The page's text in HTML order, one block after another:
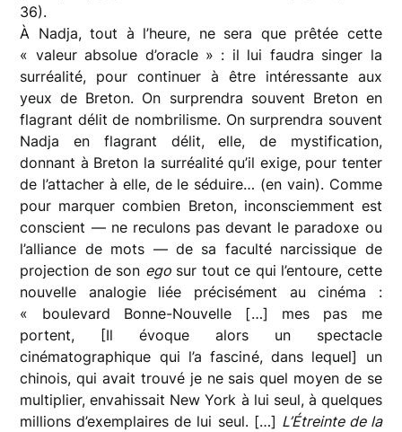
36).
À Nadja, tout à l’heure, ne sera que prêtée cette
« valeur absolue d’oracle » : il lui faudra singer la
surréalité, pour continuer à être intéressante aux
yeux de Breton. On surprendra souvent Breton en
flagrant délit de nombrilisme. On surprendra souvent
Nadja en flagrant délit, elle, de mystification,
donnant à Breton la surréalité qu’il exige, pour tenter
de l’attacher à elle, de le séduire… (en vain). Comme
pour marquer combien Breton, inconsciemment est
conscient — ne reculons pas devant le paradoxe ou
l’alliance de mots — de sa faculté narcissique de
projection de son egosur tout ce qui l’entoure, cette
nouvelle analogie liée précisément au cinéma :
« boulevard Bonne-Nouvelle […] mes pas me
portent, [Il évoque alors un spectacle
cinématographique qui l’a fasciné, dans lequel] un
chinois, qui avait trouvé je ne sais quel moyen de se
multiplier, envahissait New York à lui seul, à quelques
millions d’exemplaires de lui seul. […] L’Étreinte de la